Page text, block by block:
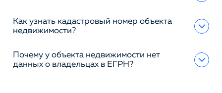
Как узнать кадастровый номер объекта
недвижимости?
Почему у объекта недвижимости нет
данных о владельцах в ЕГРН?